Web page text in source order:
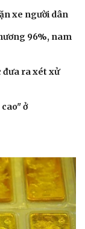
xe người dân
96%, nam
đưa ra xét xử
ở